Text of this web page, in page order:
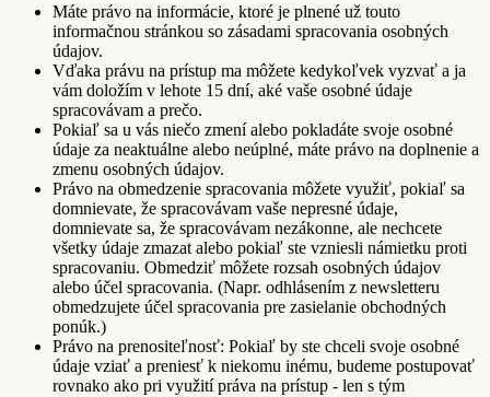
Máte právo na informácie, ktoré je plnené už touto
informačnou stránkou so zásadami spracovania osobných
údajov.
Vďaka právu na prístup ma môžete kedykoľvek vyzvať a ja
vám doložím v lehote 15 dní, aké vaše osobné údaje
spracovávam a prečo.
Pokiaľ sa u vás niečo zmení alebo pokladáte svoje osobné
údaje za neaktuálne alebo neúplné, máte právo na doplnenie a
zmenu osobných údajov.
Právo na obmedzenie spracovania môžete využiť, pokiaľ sa
domnievate, že spracovávam vaše nepresné údaje,
domnievate sa, že spracovávam nezákonne, ale nechcete
všetky údaje zmazat alebo pokiaľ ste vzniesli námietku proti
spracovaniu. Obmedziť môžete rozsah osobných údajov
alebo účel spracovania. (Napr. odhlásením z newsletteru
obmedzujete účel spracovania pre zasielanie obchodných
ponúk.)
Právo na prenositeľnosť: Pokiaľ by ste chceli svoje osobné
údaje vziať a preniesť k niekomu inému, budeme postupovať
rovnako ako pri využití práva na prístup - len s tým